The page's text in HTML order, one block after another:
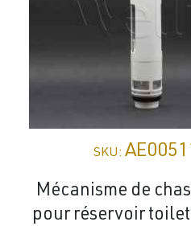
SKU:
Mécanisme de
pour réservoir